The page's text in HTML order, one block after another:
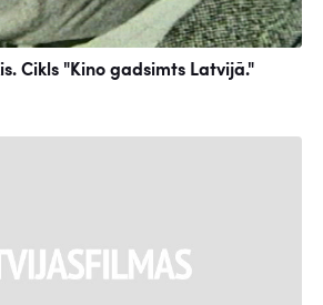
Cikls "Kino gadsimts Latvijā."